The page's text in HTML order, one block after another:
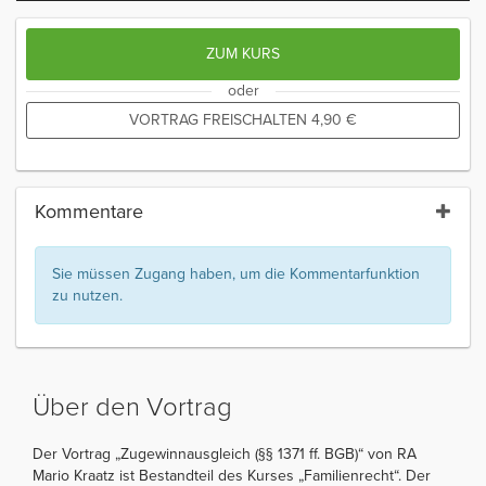
ZUM KURS
oder
VORTRAG FREISCHALTEN 4,90 €
Kommentare
Sie müssen Zugang haben, um die Kommentarfunktion
zu nutzen.
Über den Vortrag
Der Vortrag „Zugewinnausgleich (§§ 1371 ff. BGB)“ von RA
Mario Kraatz ist Bestandteil des Kurses „Familienrecht“. Der